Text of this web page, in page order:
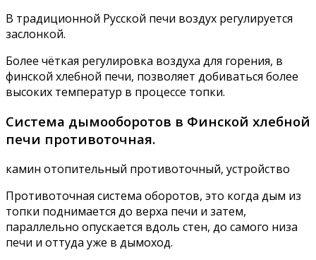
В традиционной Русской печи воздух регулируется
заслонкой.
Более чёткая регулировка воздуха для горения, в
финской хлебной печи, позволяет добиваться более
высоких температур в процессе топки.
Система дымооборотов в Финской хлебной
печи противоточная.
камин отопительный противоточный, устройство
Противоточная система оборотов, это когда дым из
топки поднимается до верха печи и затем,
параллельно опускается вдоль стен, до самого низа
печи и оттуда уже в дымоход.